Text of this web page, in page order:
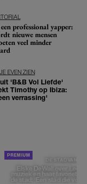
professional yapper:
nieuwe mensen
veel minder
EVEN ZIEN
'B&B Vol Liefde'
Timothy op Ibiza:
verrassing'
DE STAD VAN
Elske DeWall over
muziek en haar favoriete
de stad: 'Een stad die